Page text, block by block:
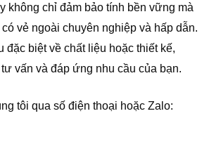
không chỉ đảm bảo tính bền vững mà
vẻ ngoài chuyên nghiệp và hấp dẫn.
đặc biệt về chất liệu hoặc thiết kế,
vấn và đáp ứng nhu cầu của bạn.
tôi qua số điện thoại hoặc Zalo: